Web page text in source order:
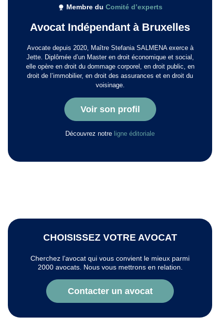
Membre du Comité d’experts
Avocat Indépendant à Bruxelles
Avocate depuis 2020, Maître Stefania SALMENA exerce à
Jette. Diplômée d’un Master en droit économique et social,
elle opère en droit du dommage corporel, en droit public, en
droit de l’immobilier, en droit des assurances et en droit du
voisinage.
Voir son profil
Découvrez notre ligne éditoriale
CHOISISSEZ VOTRE AVOCAT
Cherchez l’avocat qui vous convient le mieux parmi
2000 avocats. Nous vous mettrons en relation.
Contacter un avocat